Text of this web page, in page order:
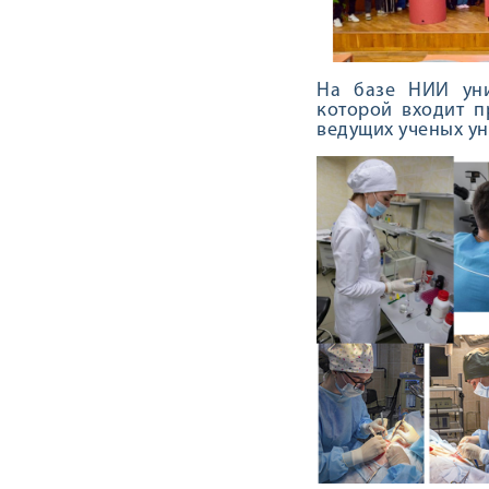
На базе НИИ
которой входит
ведущих ученых